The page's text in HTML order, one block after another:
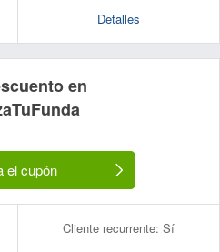
Detalles
en
el cupón
Cliente recurrente: Sí